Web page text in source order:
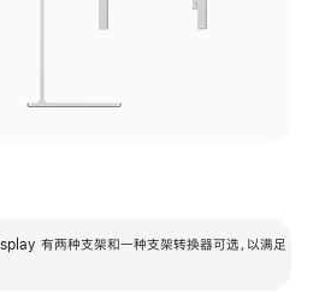
有两种支架和一种支架转换器可选，以满足